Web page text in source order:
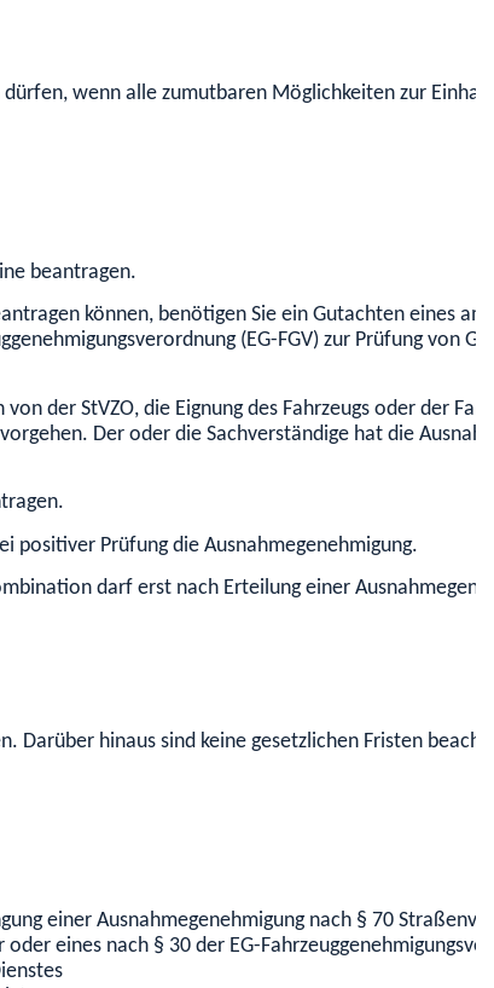
wenn alle zumutbaren Möglichkeiten zur
beantragen.
können, benötigen Sie ein Gutachten eines
(EG-FGV) zur Prüfung von
der StVZO, die Eignung des Fahrzeugs oder der
Der oder die Sachverständige hat die
positiver Prüfung die Ausnahmegenehmigung.
darf erst nach Erteilung einer
hinaus sind keine gesetzlichen Fristen
einer Ausnahmegenehmigung nach § 70
eines nach § 30 der EG-